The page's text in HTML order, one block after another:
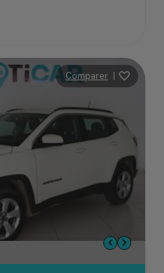
Comparer |